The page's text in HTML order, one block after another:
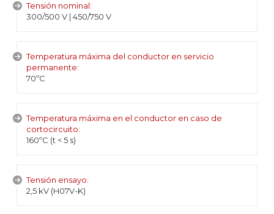
Tensión nominal:
300/500 V | 450/750 V
Temperatura máxima del conductor en servicio
permanente:
70ºC
Temperatura máxima en el conductor en caso de
cortocircuito:
160ºC (t < 5 s)
Tensión ensayo:
2,5 kV (H07V-K)